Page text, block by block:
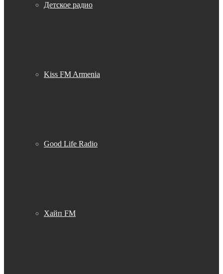
Детское радио
Kiss FM Armenia
Good Life Radio
Хайп FM